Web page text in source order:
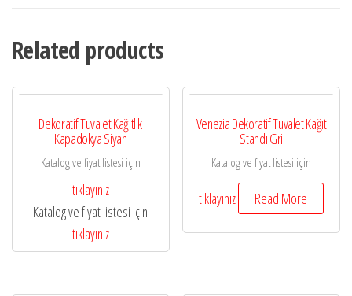
Related products
Dekoratif Tuvalet Kağıtlık
Kapadokya Siyah
Katalog ve fiyat listesi için
tıklayınız
Katalog ve fiyat listesi için
tıklayınız
Venezia Dekoratif Tuvalet Kağıt
Standı Gri
Katalog ve fiyat listesi için
tıklayınız Read More